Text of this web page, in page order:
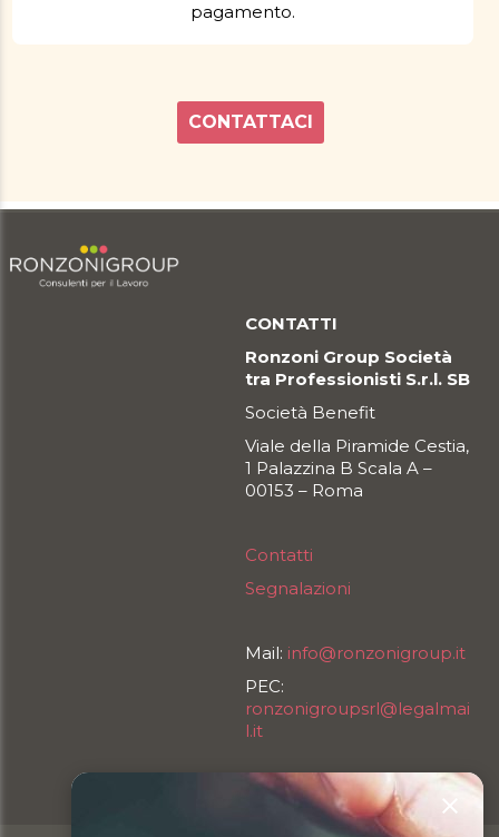
pagamento.
CONTATTACI
CONTATTI
Ronzoni Group Società
tra Professionisti S.r.l. SB
Società Benefit
Viale della Piramide Cestia,
1 Palazzina B Scala A –
00153 – Roma
Contatti
Segnalazioni
Mail: info@ronzonigroup.it
PEC:
ronzonigroupsrl@legalmai
l.it
T. 0678346650